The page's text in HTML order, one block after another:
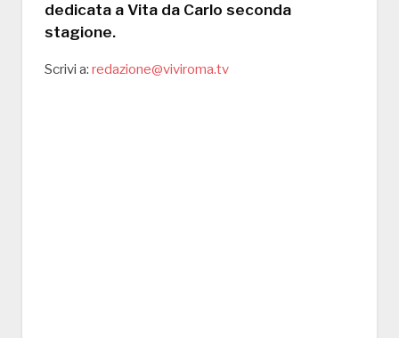
dedicata a Vita da Carlo seconda
stagione.
Scrivi a: redazione@viviroma.tv